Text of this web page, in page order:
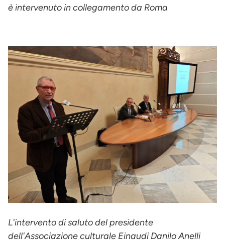
è intervenuto in collegamento da Roma
L'intervento di saluto del presidente
dell'Associazione culturale Einaudi Danilo Anelli